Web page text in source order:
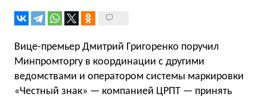
Вице-премьер Дмитрий Григоренко поручил
Минпромторгу в координации с другими
ведомствами и оператором системы маркировки
«Честный знак» — компанией ЦРПТ — принять